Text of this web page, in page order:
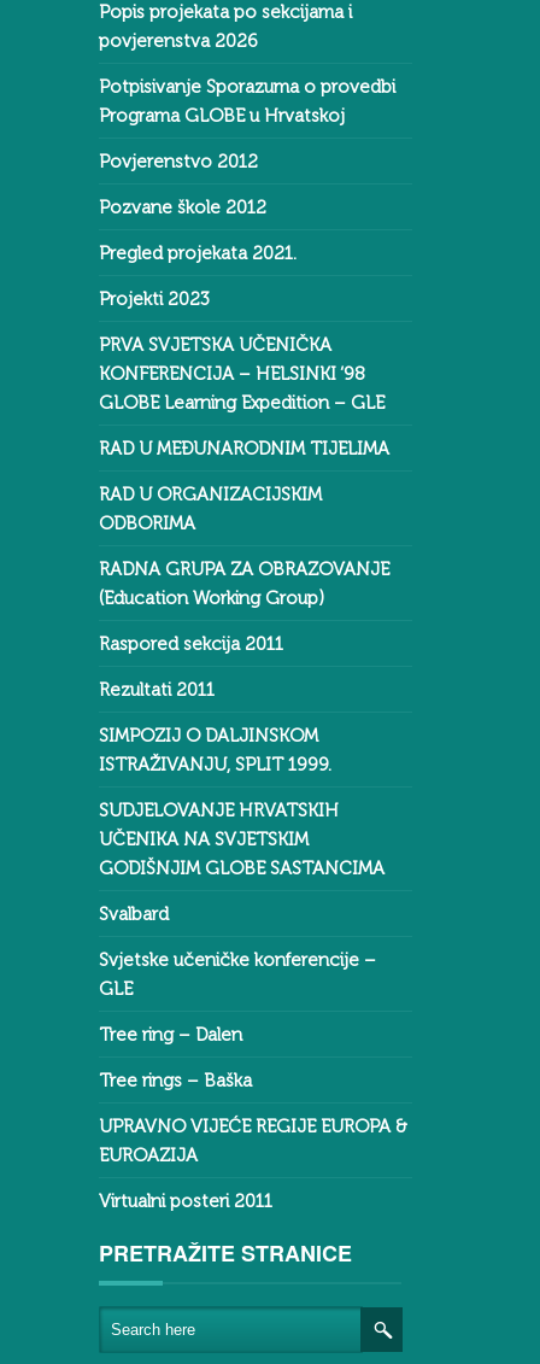
Popis projekata po sekcijama i
povjerenstva 2026
Potpisivanje Sporazuma o provedbi
Programa GLOBE u Hrvatskoj
Povjerenstvo 2012
Pozvane škole 2012
Pregled projekata 2021.
Projekti 2023
PRVA SVJETSKA UČENIČKA
KONFERENCIJA – HELSINKI ‘98
GLOBE Learning Expedition – GLE
RAD U MEĐUNARODNIM TIJELIMA
RAD U ORGANIZACIJSKIM
ODBORIMA
RADNA GRUPA ZA OBRAZOVANJE
(Education Working Group)
Raspored sekcija 2011
Rezultati 2011
SIMPOZIJ O DALJINSKOM
ISTRAŽIVANJU, SPLIT 1999.
SUDJELOVANJE HRVATSKIH
UČENIKA NA SVJETSKIM
GODIŠNJIM GLOBE SASTANCIMA
Svalbard
Svjetske učeničke konferencije –
GLE
Tree ring – Dalen
Tree rings – Baška
UPRAVNO VIJEĆE REGIJE EUROPA &
EUROAZIJA
Virtualni posteri 2011
PRETRAŽITE STRANICE